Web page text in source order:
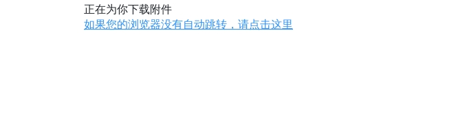
正在为你下载附件
如果您的浏览器没有自动跳转，请点击这里